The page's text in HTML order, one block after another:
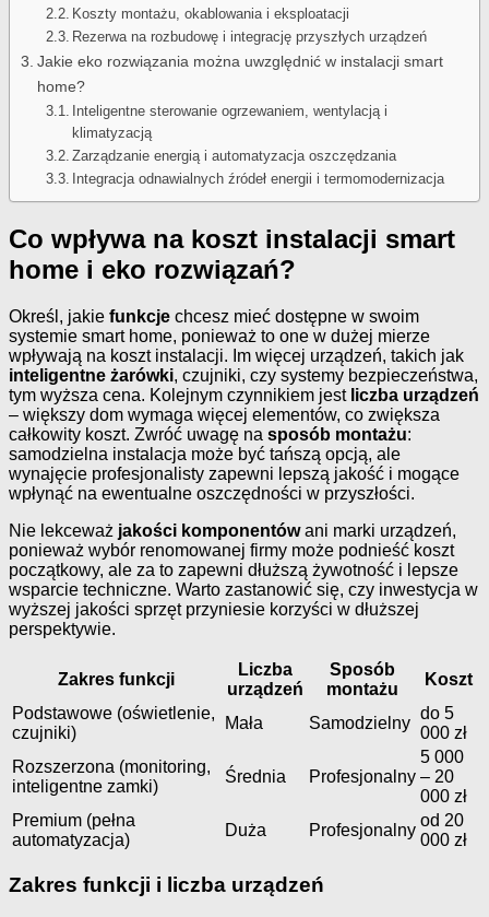
Koszty montażu, okablowania i eksploatacji
Rezerwa na rozbudowę i integrację przyszłych urządzeń
Jakie eko rozwiązania można uwzględnić w instalacji smart
home?
Inteligentne sterowanie ogrzewaniem, wentylacją i
klimatyzacją
Zarządzanie energią i automatyzacja oszczędzania
Integracja odnawialnych źródeł energii i termomodernizacja
Co wpływa na koszt instalacji smart
home i eko rozwiązań?
Określ, jakie funkcje chcesz mieć dostępne w swoim
systemie smart home, ponieważ to one w dużej mierze
wpływają na koszt instalacji. Im więcej urządzeń, takich jak
inteligentne żarówki, czujniki, czy systemy bezpieczeństwa,
tym wyższa cena. Kolejnym czynnikiem jest liczba urządzeń
– większy dom wymaga więcej elementów, co zwiększa
całkowity koszt. Zwróć uwagę na sposób montażu:
samodzielna instalacja może być tańszą opcją, ale
wynajęcie profesjonalisty zapewni lepszą jakość i mogące
wpłynąć na ewentualne oszczędności w przyszłości.
Nie lekceważ jakości komponentówani marki urządzeń,
ponieważ wybór renomowanej firmy może podnieść koszt
początkowy, ale za to zapewni dłuższą żywotność i lepsze
wsparcie techniczne. Warto zastanowić się, czy inwestycja w
wyższej jakości sprzęt przyniesie korzyści w dłuższej
perspektywie.
Zakres funkcji
Liczba
urządzeń
Sposób
montażu
Koszt
Podstawowe (oświetlenie,
czujniki)
Mała Samodzielny
do 5
000 zł
Rozszerzona (monitoring,
inteligentne zamki)
Średnia Profesjonalny
5 000
– 20
000 zł
Premium (pełna
automatyzacja)
Duża Profesjonalny
od 20
000 zł
Zakres funkcji i liczba urządzeń